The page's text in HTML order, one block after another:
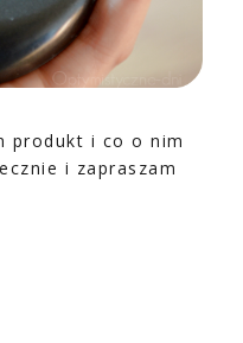
produkt i co o nim
i zapraszam